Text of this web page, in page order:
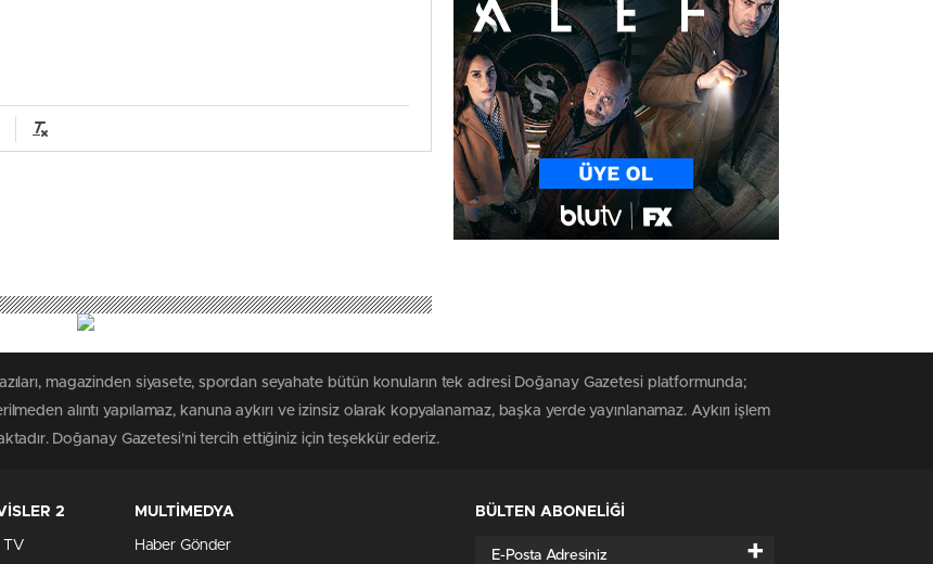
magazinden siyasete, spordan seyahate bütün konuların tek adresi Doğanay Gazetesi platformunda;
alıntı yapılamaz, kanuna aykırı ve izinsiz olarak kopyalanamaz, başka yerde yayınlanamaz. Aykırı işlem
Doğanay Gazetesi'ni tercih ettiğiniz için teşekkür ederiz.
2
TV
MULTİMEDYA
Haber Gönder
BÜLTEN ABONELİĞİ
+